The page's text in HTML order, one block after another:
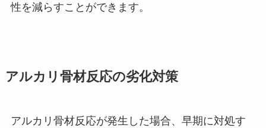
性を減らすことができます。
アルカリ骨材反応の劣化対策
アルカリ骨材反応が発生した場合、早期に対処す